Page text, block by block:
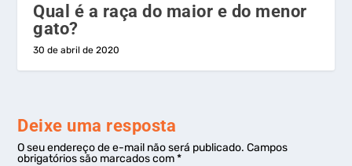
Qual é a raça do maior e do menor
gato?
30 de abril de 2020
Deixe uma resposta
O seu endereço de e-mail não será publicado. Campos
obrigatórios são marcados com*